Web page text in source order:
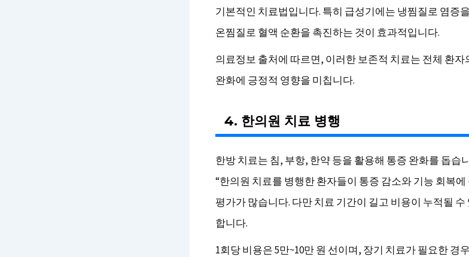
기본적인 치료법입니다. 특히 급성기에는 냉찜질로 염증
온찜질로 혈액 순환을 촉진하는 것이 효과적입니다.
의료정보 출처에 따르면, 이러한 보존적 치료는 전체 환자
완화에 긍정적 영향을 미칩니다.
4. 한의원 치료 병행
한방 치료는 침, 부항, 한약 등을 활용해 통증 완화를 돕습
“한의원 치료를 병행한 환자들이 통증 감소와 기능 회복
평가가 많습니다. 다만 치료 기간이 길고 비용이 누적될
합니다.
1회당 비용은 5만~10만 원 선이며, 장기 치료가 필요한 경